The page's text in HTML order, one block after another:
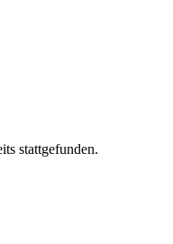
stattgefunden.